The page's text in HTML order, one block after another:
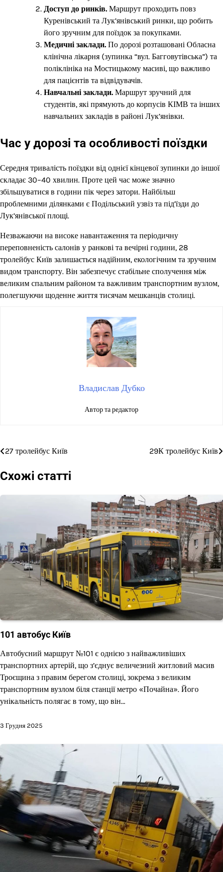
Доступ до ринків. Маршрут проходить повз
Куренівський та Лук’янівський ринки, що робить
його зручним для поїздок за покупками.
Медичні заклади. По дорозі розташовані Обласна
клінічна лікарня (зупинка “вул. Багговутівська”) та
поліклініка на Мостицькому масиві, що важливо
для пацієнтів та відвідувачів.
Навчальні заклади. Маршрут зручний для
студентів, які прямують до корпусів КІМВ та інших
навчальних закладів в районі Лук’янівки.
Час у дорозі та особливості поїздки
Середня тривалість поїздки від однієї кінцевої зупинки до іншої
складає 30–40 хвилин. Проте цей час може значно
збільшуватися в години пік через затори. Найбільш
проблемними ділянками є Подільський узвіз та під’їзди до
Лук’янівської площі.
Незважаючи на високе навантаження та періодичну
переповненість салонів у ранкові та вечірні години, 28
тролейбус Київ залишається надійним, екологічним та зручним
видом транспорту. Він забезпечує стабільне сполучення між
великим спальним районом та важливим транспортним вузлом,
полегшуючи щоденне життя тисячам мешканців столиці.
Владислав Дубко
Автор та редактор
Навігація
записів
27 тролейбус Київ 29К тролейбус Київ
Схожі статті
101 автобус Київ
Автобусний маршрут №101 є однією з найважливіших
транспортних артерій, що з’єднує величезний житловий масив
Троєщина з правим берегом столиці, зокрема з великим
транспортним вузлом біля станції метро «Почайна». Його
унікальність полягає в тому, що він…
3 Грудня 2025